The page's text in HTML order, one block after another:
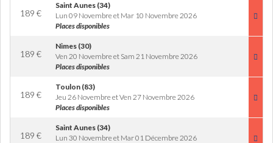
189 €
Saint Aunes (34)
Lun 09 Novembre et Mar 10 Novembre 2026
Places disponibles
189 €
Nimes (30)
Ven 20 Novembre et Sam 21 Novembre 2026
Places disponibles
189 €
Toulon (83)
Jeu 26 Novembre et Ven 27 Novembre 2026
Places disponibles
189 €
Saint Aunes (34)
Lun 30 Novembre et Mar 01 Décembre 2026